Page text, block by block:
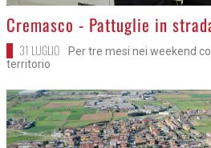
>
Cremasco - Pattuglie in
31 LUGLIO
Per tre mesi nei weekend
territorio